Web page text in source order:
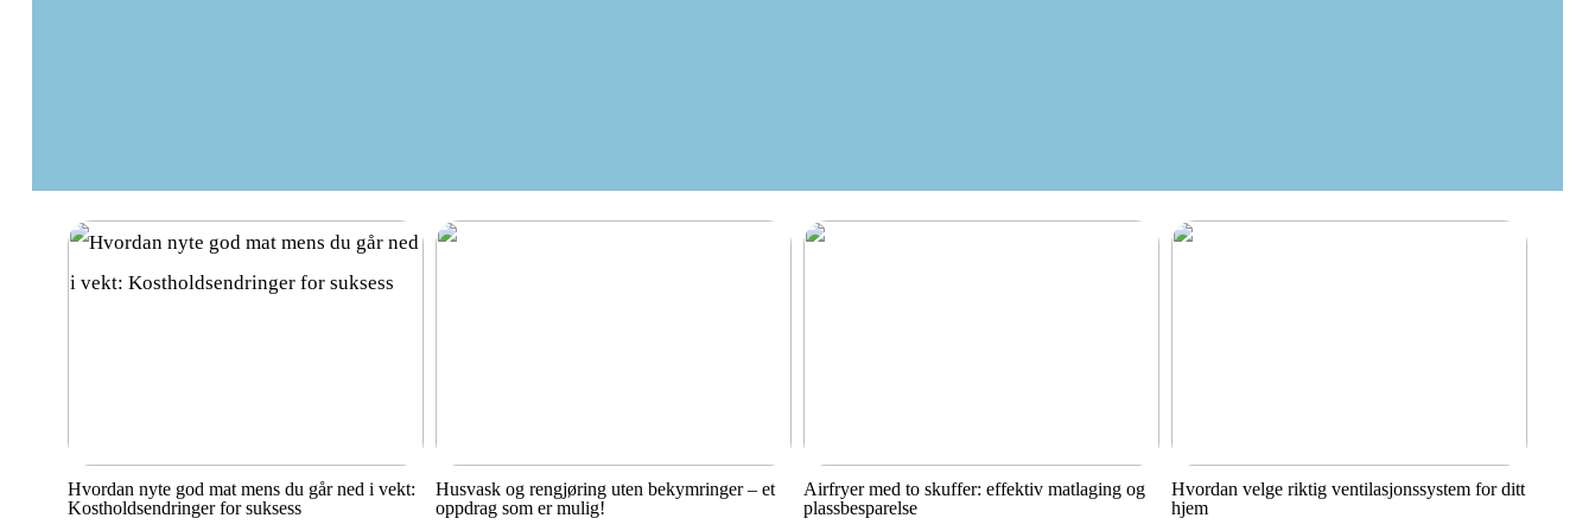
Hvordan nyte god mat mens du går ned i vekt:
Kostholdsendringer for suksess
Husvask og rengjøring uten bekymringer – et
oppdrag som er mulig!
Airfryer med to skuffer: effektiv matlaging og
plassbesparelse
Hvordan velge riktig ventilasjonssystem for ditt
hjem